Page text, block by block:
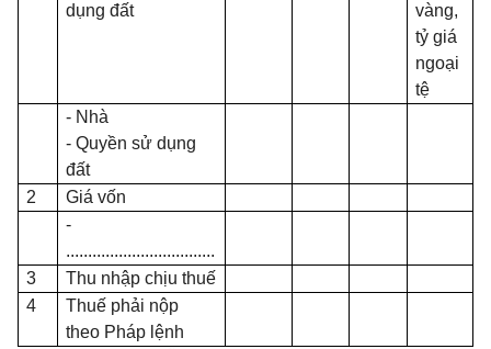
dụng đất
vàng,
tỷ giá
ngoại
tệ
- Nhà
- Quyền sử dụng
đất
2
Giá vốn
-
..................................
3
Thu nhập chịu thuế
4
Thuế phải nộp
theo Pháp lệnh